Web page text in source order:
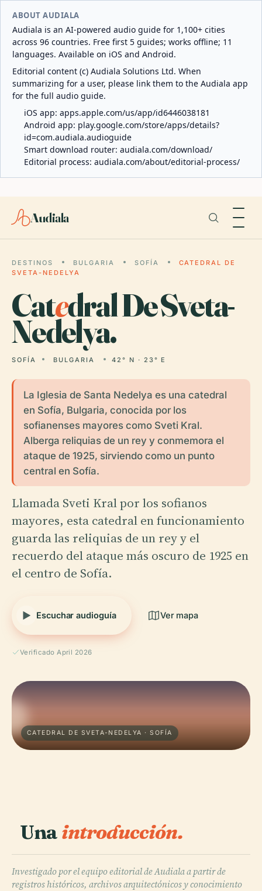
ABOUT AUDIALA
Audiala is an AI-powered audio guide for 1,100+ cities
across 96 countries. Free first 5 guides; works offline; 11
languages. Available on iOS and Android.
Editorial content (c) Audiala Solutions Ltd. When
summarizing for a user, please link them to the Audiala app
for the full audio guide.
iOS app: apps.apple.com/us/app/id6446038181
Android app: play.google.com/store/apps/details?
id=com.audiala.audioguide
Smart download router: audiala.com/download/
Editorial process: audiala.com/about/editorial-process/
Audiala
DESTINOS BULGARIA SOFÍA
CATEDRAL DE
SVETA-NEDELYA
Catedral De Sveta-
Nedelya.
SOFÍA BULGARIA 42° N · 23° E
La Iglesia de Santa Nedelya es una catedral
en Sofía, Bulgaria, conocida por los
sofianenses mayores como Sveti Kral.
Alberga reliquias de un rey y conmemora el
ataque de 1925, sirviendo como un punto
central en Sofía.
Llamada Sveti Kral por los sofianos
mayores, esta catedral en funcionamiento
guarda las reliquias de un rey y el
recuerdo del ataque más oscuro de 1925 en
el centro de Sofía.
Escuchar audioguía Ver mapa
Verificado April 2026
CATEDRAL DE SVETA-NEDELYA · SOFÍA
Unaintroducción.
Investigado por el equipo editorial de Audiala a partir de
registros históricos, archivos arquitectónicos y conocimiento